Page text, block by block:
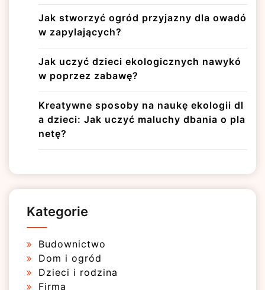
Jak stworzyć ogród przyjazny dla owadó
w zapylających?
Jak uczyć dzieci ekologicznych nawykó
w poprzez zabawę?
Kreatywne sposoby na naukę ekologii dl
a dzieci: Jak uczyć maluchy dbania o pla
netę?
Kategorie
Budownictwo
Dom i ogród
Dzieci i rodzina
Firma